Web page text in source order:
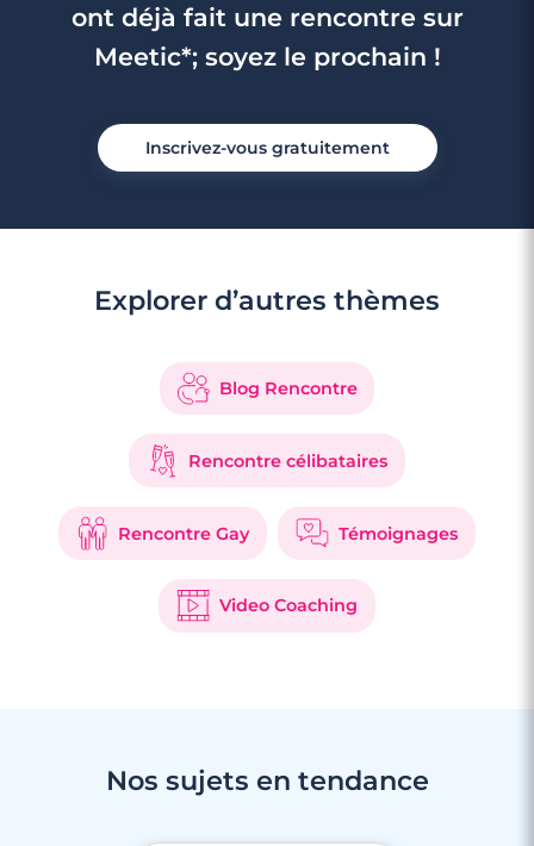
ont déjà fait une rencontre sur
Meetic*; soyez le prochain !
Inscrivez-vous gratuitement
Explorer d’autres thèmes
Blog Rencontre
Rencontre célibataires
Rencontre Gay Témoignages
Video Coaching
Nos sujets en tendance